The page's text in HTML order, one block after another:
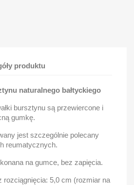
produktu
naturalnego bałtyckiego
bursztynu są przewiercone i
gumkę.
jest szczególnie polecany
reumatycznych.
na gumce, bez zapięcia.
rozciągnięcia: 5,0 cm (rozmiar na